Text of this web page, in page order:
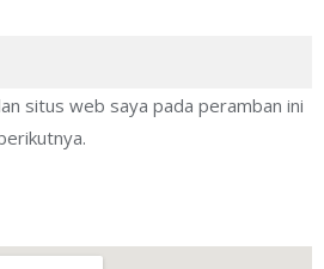
situs web saya pada peramban ini